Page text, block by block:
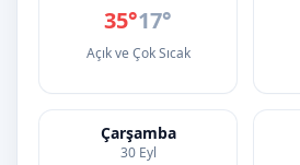
35°17°
Açık ve Çok Sıcak
Çarşamba
30 Eyl